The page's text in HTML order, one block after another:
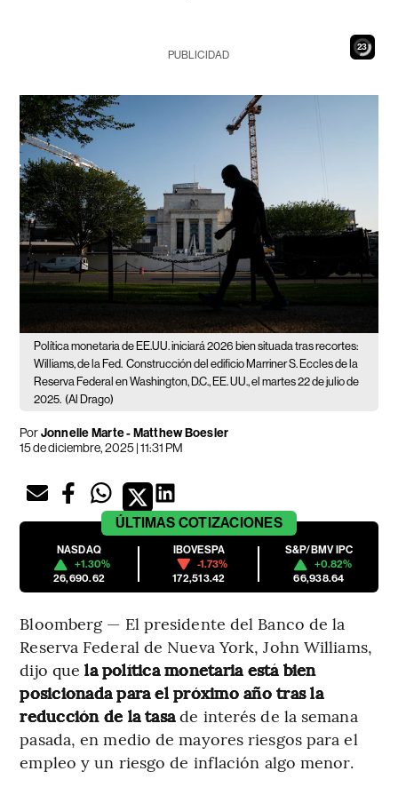
22
PUBLICIDAD
Política monetaria de EE.UU. iniciará 2026 bien situada tras recortes:
Williams, de la Fed. Construcción del edificio Marriner S. Eccles de la
Reserva Federal en Washington, D.C., EE. UU., el martes 22 de julio de
2025. (Al Drago)
PorJonnelle Marte - Matthew Boesler
15 de diciembre, 2025 | 11:31 PM
ÚLTIMAS COTIZACIONES
NASDAQ
+1.30%
26,690.62
IBOVESPA
-1.73%
172,513.42
S&P/BMV IPC
+0.82%
66,938.64
Bloomberg — El presidente del Banco de la
Reserva Federal de Nueva York, John Williams,
dijo quela política monetaria está bien
posicionada para el próximo año tras la
reducción de la tasade interés de la semana
pasada, en medio de mayores riesgos para el
empleo y un riesgo de inflación algo menor.